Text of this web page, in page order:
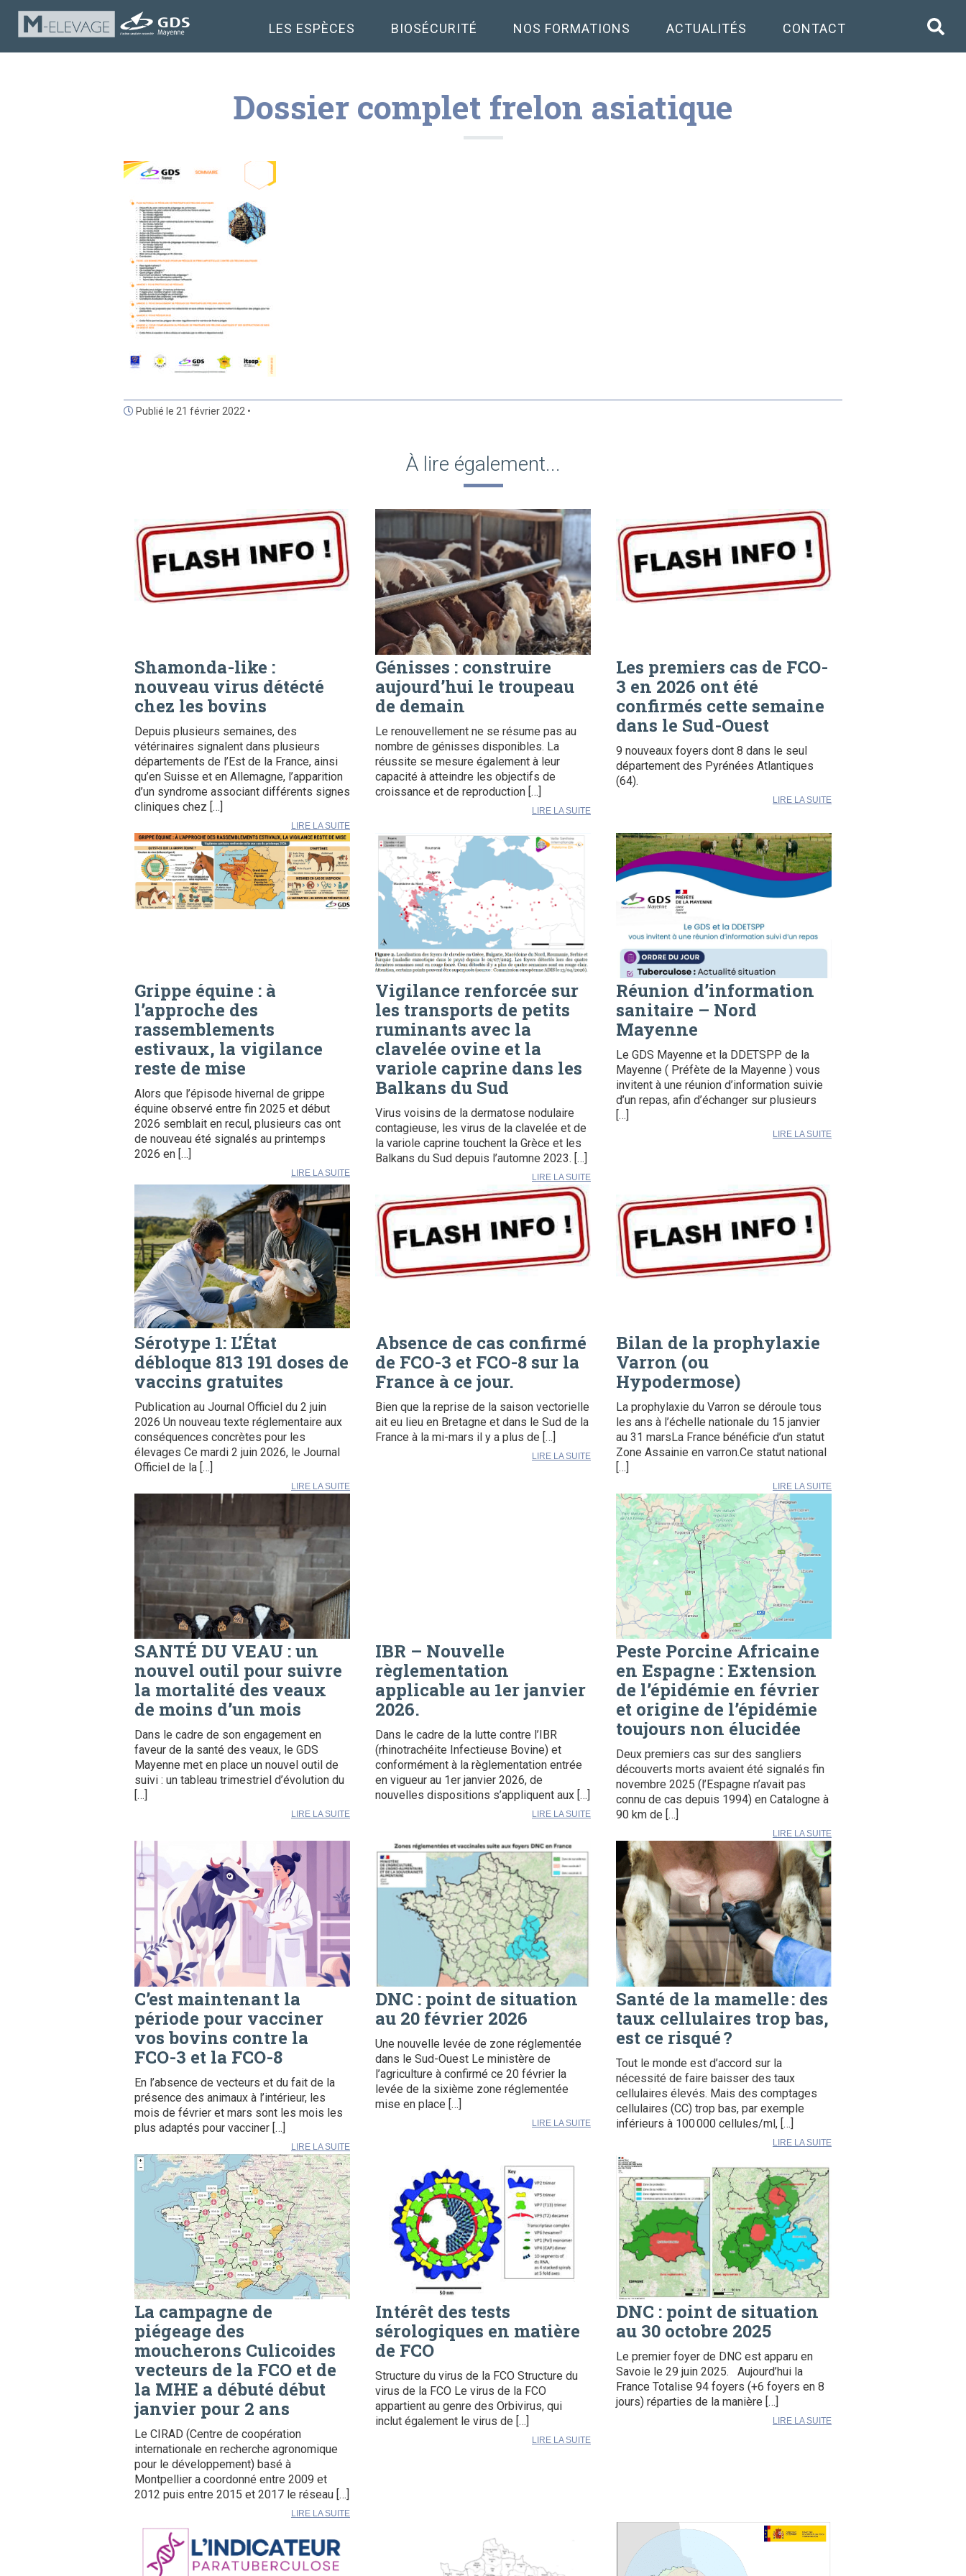
LES ESPÈCES BIOSÉCURITÉ NOS FORMATIONS ACTUALITÉS CONTACT
Dossier complet frelon asiatique
Publié le 21 février 2022 •
À lire également...
Shamonda-like :
nouveau virus détécté
chez les bovins
Depuis plusieurs semaines, des
vétérinaires signalent dans plusieurs
départements de l’Est de la France, ainsi
qu’en Suisse et en Allemagne, l’apparition
d’un syndrome associant différents signes
cliniques chez […]
LIRE LA SUITE
Génisses : construire
aujourd’hui le troupeau
de demain
Le renouvellement ne se résume pas au
nombre de génisses disponibles. La
réussite se mesure également à leur
capacité à atteindre les objectifs de
croissance et de reproduction […]
LIRE LA SUITE
Les premiers cas de FCO-
3 en 2026 ont été
confirmés cette semaine
dans le Sud-Ouest
9 nouveaux foyers dont 8 dans le seul
département des Pyrénées Atlantiques
(64).
LIRE LA SUITE
Grippe équine : à
l’approche des
rassemblements
estivaux, la vigilance
reste de mise
Alors que l’épisode hivernal de grippe
équine observé entre fin 2025 et début
2026 semblait en recul, plusieurs cas ont
de nouveau été signalés au printemps
2026 en […]
LIRE LA SUITE
Vigilance renforcée sur
les transports de petits
ruminants avec la
clavelée ovine et la
variole caprine dans les
Balkans du Sud
Virus voisins de la dermatose nodulaire
contagieuse, les virus de la clavelée et de
la variole caprine touchent la Grèce et les
Balkans du Sud depuis l’automne 2023. […]
LIRE LA SUITE
Réunion d’information
sanitaire – Nord
Mayenne
Le GDS Mayenne et la DDETSPP de la
Mayenne ( Préfète de la Mayenne ) vous
invitent à une réunion d’information suivie
d’un repas, afin d’échanger sur plusieurs
[…]
LIRE LA SUITE
Sérotype 1: L’État
débloque 813 191 doses de
vaccins gratuites
Publication au Journal Officiel du 2 juin
2026 Un nouveau texte réglementaire aux
conséquences concrètes pour les
élevages Ce mardi 2 juin 2026, le Journal
Officiel de la […]
LIRE LA SUITE
Absence de cas confirmé
de FCO-3 et FCO-8 sur la
France à ce jour.
Bien que la reprise de la saison vectorielle
ait eu lieu en Bretagne et dans le Sud de la
France à la mi-mars il y a plus de […]
LIRE LA SUITE
Bilan de la prophylaxie
Varron (ou
Hypodermose)
La prophylaxie du Varron se déroule tous
les ans à l’échelle nationale du 15 janvier
au 31 marsLa France bénéficie d’un statut
Zone Assainie en varron.Ce statut national
[…]
LIRE LA SUITE
SANTÉ DU VEAU : un
nouvel outil pour suivre
la mortalité des veaux
de moins d’un mois
Dans le cadre de son engagement en
faveur de la santé des veaux, le GDS
Mayenne met en place un nouvel outil de
suivi : un tableau trimestriel d’évolution du
[…]
LIRE LA SUITE
IBR – Nouvelle
règlementation
applicable au 1er janvier
2026.
Dans le cadre de la lutte contre l’IBR
(rhinotrachéite Infectieuse Bovine) et
conformément à la règlementation entrée
en vigueur au 1er janvier 2026, de
nouvelles dispositions s’appliquent aux […]
LIRE LA SUITE
Peste Porcine Africaine
en Espagne : Extension
de l’épidémie en février
et origine de l’épidémie
toujours non élucidée
Deux premiers cas sur des sangliers
découverts morts avaient été signalés fin
novembre 2025 (l’Espagne n’avait pas
connu de cas depuis 1994) en Catalogne à
90 km de […]
LIRE LA SUITE
C’est maintenant la
période pour vacciner
vos bovins contre la
FCO-3 et la FCO-8
En l’absence de vecteurs et du fait de la
présence des animaux à l’intérieur, les
mois de février et mars sont les mois les
plus adaptés pour vacciner […]
LIRE LA SUITE
DNC : point de situation
au 20 février 2026
Une nouvelle levée de zone réglementée
dans le Sud-Ouest Le ministère de
l’agriculture à confirmé ce 20 février la
levée de la sixième zone réglementée
mise en place […]
LIRE LA SUITE
Santé de la mamelle : des
taux cellulaires trop bas,
est ce risqué ?
Tout le monde est d’accord sur la
nécessité de faire baisser des taux
cellulaires élevés. Mais des comptages
cellulaires (CC) trop bas, par exemple
inférieurs à 100 000 cellules/ml, […]
LIRE LA SUITE
La campagne de
piégeage des
moucherons Culicoides
vecteurs de la FCO et de
la MHE a débuté début
janvier pour 2 ans
Le CIRAD (Centre de coopération
internationale en recherche agronomique
pour le développement) basé à
Montpellier a coordonné entre 2009 et
2012 puis entre 2015 et 2017 le réseau […]
LIRE LA SUITE
Intérêt des tests
sérologiques en matière
de FCO
Structure du virus de la FCO Structure du
virus de la FCO Le virus de la FCO
appartient au genre des Orbivirus, qui
inclut également le virus de […]
LIRE LA SUITE
DNC : point de situation
au 30 octobre 2025
Le premier foyer de DNC est apparu en
Savoie le 29 juin 2025. Aujourd’hui la
France Totalise 94 foyers (+6 foyers en 8
jours) réparties de la manière […]
LIRE LA SUITE